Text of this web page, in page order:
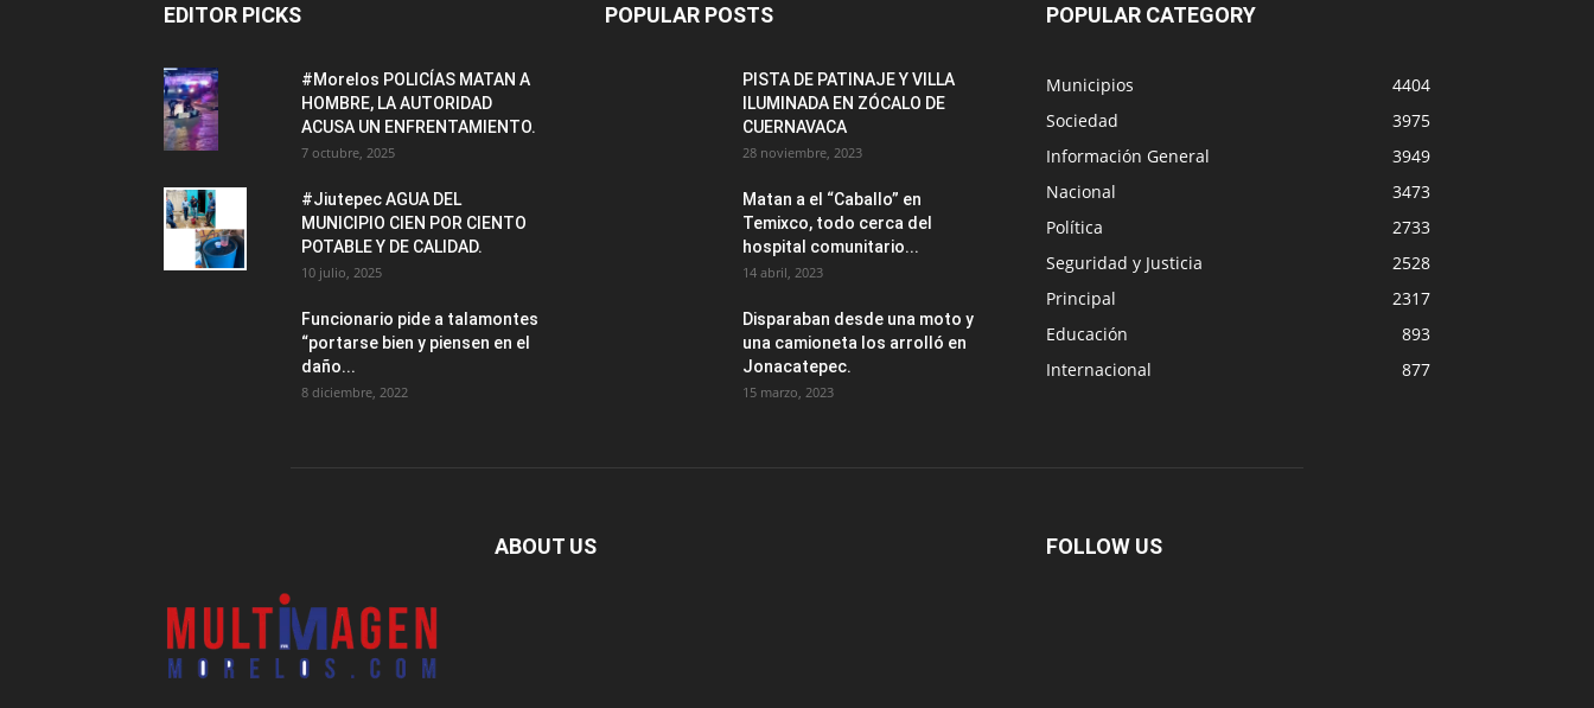
EDITOR PICKS
#Morelos POLICÍAS MATAN A
HOMBRE, LA AUTORIDAD
ACUSA UN ENFRENTAMIENTO.
7 octubre, 2025
#Jiutepec AGUA DEL
MUNICIPIO CIEN POR CIENTO
POTABLE Y DE CALIDAD.
10 julio, 2025
Funcionario pide a talamontes
“portarse bien y piensen en el
daño...
8 diciembre, 2022
POPULAR POSTS
PISTA DE PATINAJE Y VILLA
ILUMINADA EN ZÓCALO DE
CUERNAVACA
28 noviembre, 2023
Matan a el “Caballo” en
Temixco, todo cerca del
hospital comunitario...
14 abril, 2023
Disparaban desde una moto y
una camioneta los arrolló en
Jonacatepec.
15 marzo, 2023
POPULAR CATEGORY
Municipios
4404
Sociedad
3975
Información General
3949
Nacional
3473
Política
2733
Seguridad y Justicia
2528
Principal
2317
Educación
893
Internacional
877
ABOUT US FOLLOW US